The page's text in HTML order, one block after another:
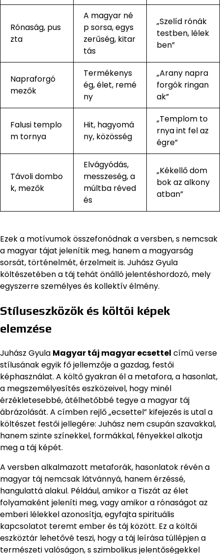
Rónaság, pus
zta
A magyar né
p sorsa, egys
zerűség, kitar
tás
„Szelíd rónák
testben, lélek
ben”
Napraforgó
mezők
Termékenys
ég, élet, remé
ny
„Arany napra
forgók ringan
ak”
Falusi templo
m tornya
Hit, hagyomá
ny, közösség
„Templom to
rnya int fel az
égre”
Távoli dombo
k, mezők
Elvágyódás,
messzeség, a
múltba réved
és
„Kékellő dom
bok az alkony
atban”
Ezek a motívumok összefonódnak a versben, s nemcsak
a magyar tájat jelenítik meg, hanem a magyarság
sorsát, történelmét, érzelmeit is. Juhász Gyula
költészetében a táj tehát önálló jelentéshordozó, mely
egyszerre személyes és kollektív élmény.
Stíluseszközök és költői képek
elemzése
Juhász Gyula Magyar táj magyar ecsettel című verse
stílusának egyik fő jellemzője a gazdag, festői
képhasználat. A költő gyakran él a metafora, a hasonlat,
a megszemélyesítés eszközeivel, hogy minél
érzékletesebbé, átélhetőbbé tegye a magyar táj
ábrázolását. A címben rejlő „ecsettel” kifejezés is utal a
költészet festői jellegére: Juhász nem csupán szavakkal,
hanem szinte színekkel, formákkal, fényekkel alkotja
meg a táj képét.
A versben alkalmazott metaforák, hasonlatok révén a
magyar táj nemcsak látvánnyá, hanem érzéssé,
hangulattá alakul. Például, amikor a Tiszát az élet
folyamaként jeleníti meg, vagy amikor a rónaságot az
emberi lélekkel azonosítja, egyfajta spirituális
kapcsolatot teremt ember és táj között. Ez a költői
eszköztár lehetővé teszi, hogy a táj leírása túllépjen a
természeti valóságon, s szimbolikus jelentőségekkel